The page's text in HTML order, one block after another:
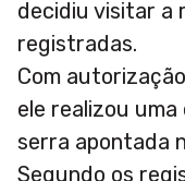
decidiu visitar a
registradas.
Com
ele realizou
serra apontada
Segundo os